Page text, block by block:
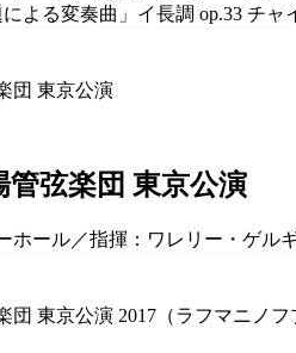
よる変奏曲」イ長調 op.33 チ
弦楽団 東京公演
ホール／指揮：ワレリー・ゲ